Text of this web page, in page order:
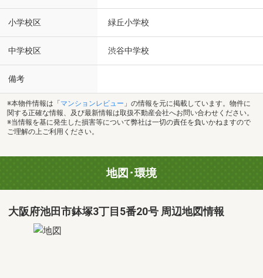
小学校区 緑丘小学校
中学校区 渋谷中学校
備考
※本物件情報は「 マンションレビュー 」の情報を元に掲載しています。物件に
関する正確な情報、及び最新情報は取扱不動産会社へお問い合わせください。
※当情報を基に発生した損害等について弊社は一切の責任を負いかねますので
ご理解の上ご利用ください。
地図･環境
大阪府池田市鉢塚3丁目5番20号 周辺地図情報